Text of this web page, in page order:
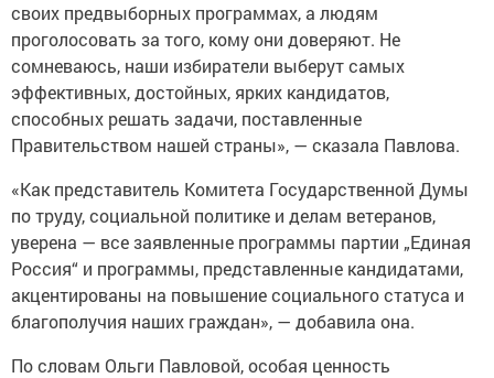
своих предвыборных программах, а людям
проголосовать за того, кому они доверяют. Не
сомневаюсь, наши избиратели выберут самых
эффективных, достойных, ярких кандидатов,
способных решать задачи, поставленные
Правительством нашей страны», — сказала Павлова.
«Как представитель Комитета Государственной Думы
по труду, социальной политике и делам ветеранов,
уверена — все заявленные программы партии „Единая
Россия“ и программы, представленные кандидатами,
акцентированы на повышение социального статуса и
благополучия наших граждан», — добавила она.
По словам Ольги Павловой, особая ценность